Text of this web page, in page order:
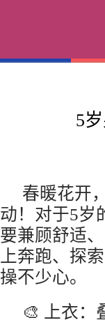
5
春暖花开
动！对于5岁
要兼顾舒适
上奔跑、探
操不少心。
🎨 上衣：